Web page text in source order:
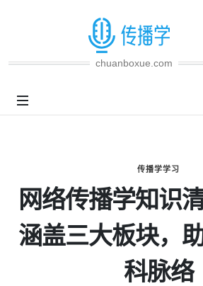
chuanboxue.com
传播学学习
网络传播学知识
涵盖三大板块，
科脉络